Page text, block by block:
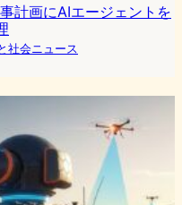
計画にAIエージェントを
社会ニュース